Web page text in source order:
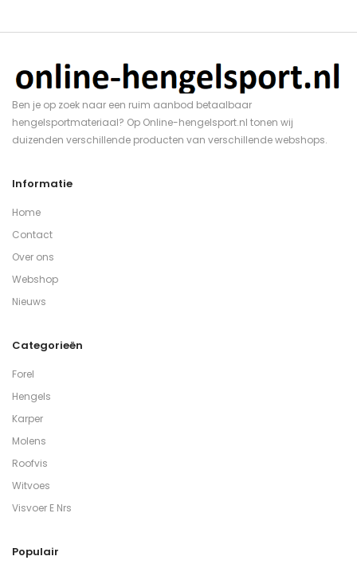
Ben je op zoek naar een ruim aanbod betaalbaar
hengelsportmateriaal? Op Online-hengelsport.nl tonen wij
duizenden verschillende producten van verschillende webshops.
Informatie
Home
Contact
Over ons
Webshop
Nieuws
Categorieën
Forel
Hengels
Karper
Molens
Roofvis
Witvoes
Visvoer E Nrs
Populair